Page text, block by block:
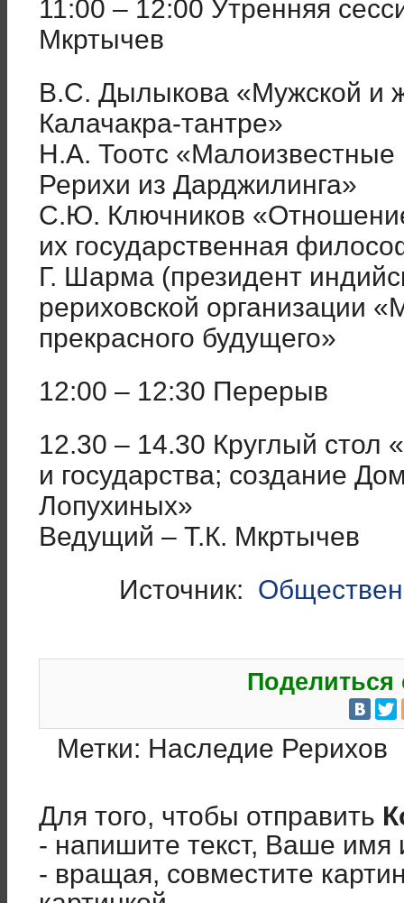
11:00 – 12:00 Утренняя
Мкртычев
В.С. Дылыкова «Мужской и
Калачакра-тантре»
Н.А. Тоотс
Рерихи из Дарджилинга»
С.Ю. Ключников
их государственная
Г. Шарма (президент
рериховской организации
прекрасного будущего»
12:00 – 12:30 Перерыв
12.30 – 14.30 Круглый стол
и государства; создание
Лопухиных»
Ведущий – Т.К. Мкртычев
Источник:
Поделиться
Метки: Наследие Рерихов
Для того, чтобы отправить
- напишите текст, Ваше имя
- вращая, совместите